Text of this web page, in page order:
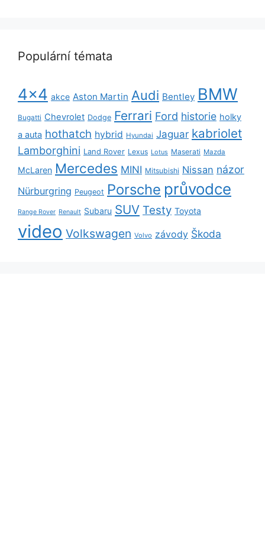
Populární témata
4x4 akce Aston Martin Audi Bentley BMW
Bugatti Chevrolet Dodge Ferrari Ford historie holky
a auta hothatch hybrid Hyundai Jaguar kabriolet
Lamborghini Land Rover Lexus Lotus Maserati Mazda
McLaren Mercedes MINI Mitsubishi Nissan názor
Nürburgring Peugeot Porsche průvodce
Range Rover Renault Subaru SUV Testy Toyota
video Volkswagen Volvo závody Škoda